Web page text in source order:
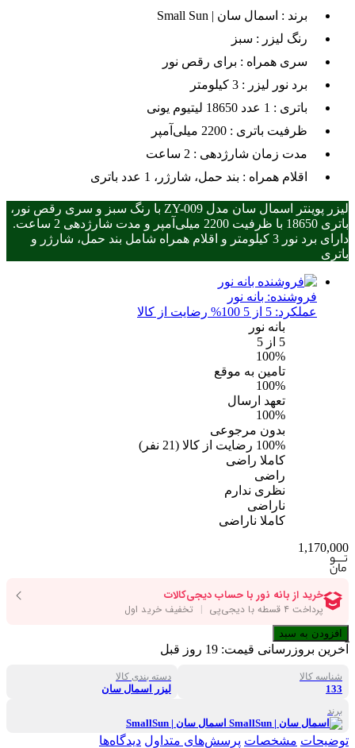
برند : اسمال سان | Small Sun
رنگ لیزر : سبز
سری همراه : برای رقص نور
برد نور لیزر : 3 کیلومتر
باتری : 1 عدد 18650 لیتیوم یونی
ظرفیت باتری : 2200 میلی‌آمپر
مدت زمان شارژدهی : 2 ساعت
اقلام همراه : بند حمل، شارژر، 1 عدد باتری
لیزر پوینتر اسمال سان مدل ZY-009 با رنگ سبز و سری رقص نور،
باتری 18650 با ظرفیت 2200 میلی‌آمپر و مدت شارژدهی 2 ساعت.
دارای برد نور 3 کیلومتر و اقلام همراه شامل بند حمل، شارژر و
باتری
فروشنده: بانه نور
عملکرد: 5 از 5
100% رضایت از کالا
بانه نور
5 از 5
100%
تامین به موقع
100%
تعهد ارسال
100%
بدون مرجوعی
100% رضایت از کالا (
21 نفر)
کاملا راضی
راضی
نظری ندارم
ناراضی
کاملا ناراضی
1,170,000
افزودن به سبد
آخرین بروزرسانی قیمت: 19 روز قبل
شناسه کالا
133
دسته بندی کالا
لیزر اسمال سان
برند
اسمال سان | SmallSun
توضیحات مشخصات پرسش‌های متداول دیدگاه‌ها